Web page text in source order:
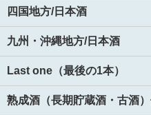
四国地方/日本酒
九州・沖縄地方/日本酒
Last one（最後の1本）
熟成酒（長期貯蔵酒・古酒